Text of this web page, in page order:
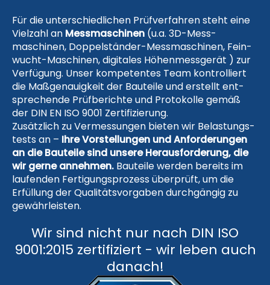
Für die unter­schied­lichen Prüf­ver­fahren steht eine
Viel­zahl an Mess­maschinen (u.a. 3D-Mess­
maschinen, Dop­pel­ständer-Mess­maschi­nen, Fein­
wucht-­Maschi­nen, digi­tales Höhen­mess­gerät ) zur
Ver­fügung. Unser kompe­tentes Team kon­trol­liert
die Maß­genau­ig­keit der Bau­teile und erstellt ent­
sprechende Prüf­berichte und Proto­kolle gemäß
der DIN EN ISO 9001 Zertifizierung.
Zusätzlich zu Ver­messungen bieten wir Belas­tungs­
tests an – Ihre Vorstellungen und Anfor­derun­gen
an die Bau­teile sind unsere Heraus­for­derung, die
wir gerne annehmen. Bauteile werden bereits im
lau­fen­den Fer­tigungs­pro­zess über­prüft, um die
Erfül­lung der Qua­litäts­vor­gaben durch­gängig zu
gewähr­leisten.
Wir sind nicht nur nach DIN ISO
9001:2015 zertifiziert - wir leben auch
danach!